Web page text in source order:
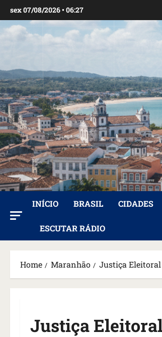
para
sex 07/08/2026 • 06:27
INÍCIO BRASIL CIDADES
ESCUTAR RÁDIO
Home Maranhão Justiça
Justiça